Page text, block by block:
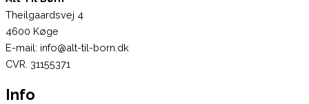
Theilgaardsvej 4
4600 Køge
E-mail: info@alt-til-born.dk
CVR. 31155371
Info